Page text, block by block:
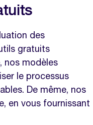
des
gratuits
nos modèles
le processus
De même, nos
en vous fournissant